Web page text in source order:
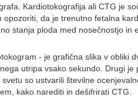
Kardiotokografija ali CTG je
opozoriti, da je trenutno fetalna
stanja ploda med nosečnostjo in
- je grafična slika v obliki
utripa vsako sekundo. Drugi je
so ustvarili številne
kako narediti in dešifrirati CTG.